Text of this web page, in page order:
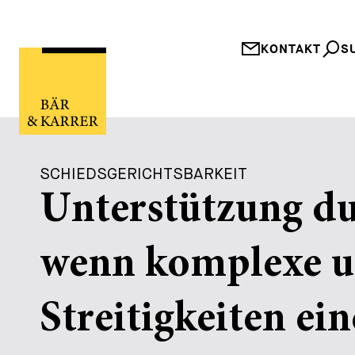
KONTAKT
SCHIEDSGERICHTSBARKEIT
Unterstützung
wenn komplexe
Streitigkeiten